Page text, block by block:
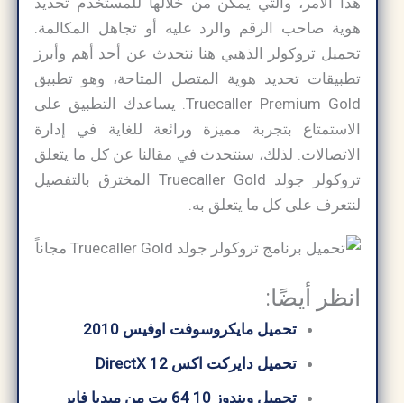
هوية صاحب الرقم والرد عليه أو تجاهل المكالمة.
تحميل تروكولر الذهبي هنا نتحدث عن أحد أهم وأبرز
تطبيقات تحديد هوية المتصل المتاحة، وهو تطبيق
Truecaller Premium Gold. يساعدك التطبيق على
الاستمتاع بتجربة مميزة ورائعة للغاية في إدارة
الاتصالات. لذلك، سنتحدث في مقالنا عن كل ما يتعلق
تروكولر جولد Truecaller Gold المخترق بالتفصيل
لنتعرف على كل ما يتعلق به.
انظر أيضًا:
تحميل مايكروسوفت اوفيس 2010
تحميل دايركت اكس 12 DirectX
تحميل ويندوز 10 64 بت من ميديا ​​فاير